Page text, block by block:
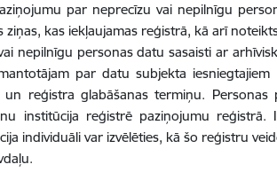
par neprecīzu vai nepilnīgu
ziņas, kas iekļaujamas reģistrā, kā arī
nepilnīgu personas datu sasaisti ar
par datu subjekta iesniegtajiem
reģistra glabāšanas termiņu. Personas
institūcija reģistrē paziņojumu
individuāli var izvēlēties, kā šo reģistru